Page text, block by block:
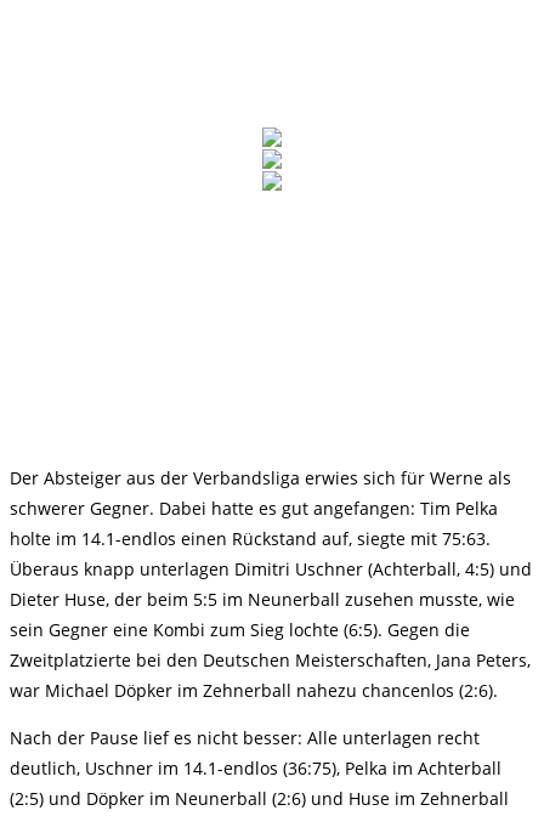
Der Absteiger aus der Verbandsliga erwies sich für Werne als
schwerer Gegner. Dabei hatte es gut angefangen: Tim Pelka
holte im 14.1-endlos einen Rückstand auf, siegte mit 75:63.
Überaus knapp unterlagen Dimitri Uschner (Achterball, 4:5) und
Dieter Huse, der beim 5:5 im Neunerball zusehen musste, wie
sein Gegner eine Kombi zum Sieg lochte (6:5). Gegen die
Zweitplatzierte bei den Deutschen Meisterschaften, Jana Peters,
war Michael Döpker im Zehnerball nahezu chancenlos (2:6).
Nach der Pause lief es nicht besser: Alle unterlagen recht
deutlich, Uschner im 14.1-endlos (36:75), Pelka im Achterball
(2:5) und Döpker im Neunerball (2:6) und Huse im Zehnerball